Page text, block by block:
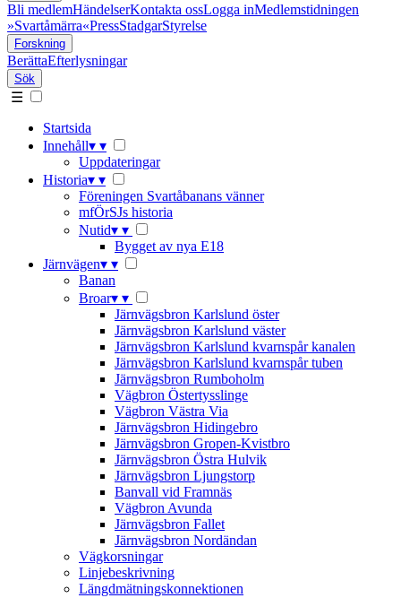
Bli medlemHändelserKontakta ossLogga inMedlemstidningen
»Svartåmärra«PressStadgarStyrelse
Forskning
BerättaEfterlysningar
Sök
☰
Startsida
Innehåll▾ ▾
Uppdateringar
Historia▾ ▾
Föreningen Svartåbanans vänner
mfÖrSJs historia
Nutid▾ ▾
Bygget av nya E18
Järnvägen▾ ▾
Banan
Broar▾ ▾
Järnvägsbron Karlslund öster
Järnvägsbron Karlslund väster
Järnvägsbron Karlslund kvarnspår kanalen
Järnvägsbron Karlslund kvarnspår tuben
Järnvägsbron Rumboholm
Vägbron Östertysslinge
Vägbron Västra Via
Järnvägsbron Hidingebro
Järnvägsbron Gropen-Kvistbro
Järnvägsbron Östra Hulvik
Järnvägsbron Ljungstorp
Banvall vid Framnäs
Vägbron Avunda
Järnvägsbron Fallet
Järnvägsbron Nordändan
Vägkorsningar
Linjebeskrivning
Längdmätningskonnektionen